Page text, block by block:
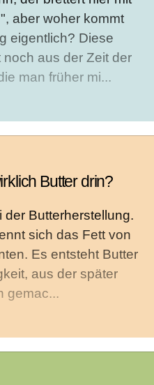
aber woher kommt
eigentlich? Diese
aus der Zeit der
man früher mi...
Butter drin?
der Butterherstellung.
sich das Fett von
Es entsteht Butter
aus der später
gemac...